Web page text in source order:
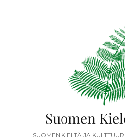
Suomen
SUOMEN KIELTÄ JA